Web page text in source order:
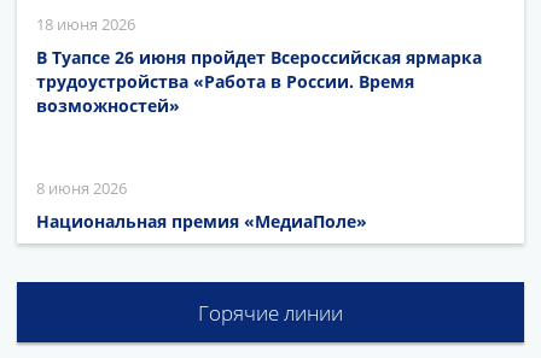
18 июня 2026
В Туапсе 26 июня пройдет Всероссийская ярмарка
трудоустройства «Работа в России. Время
возможностей»
8 июня 2026
Национальная премия «МедиаПоле»
Горячие линии